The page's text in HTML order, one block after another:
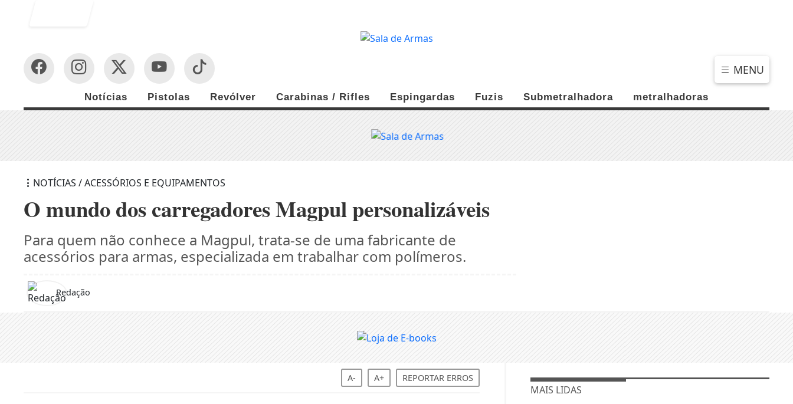
MENU
Notícias Pistolas Revólver Carabinas / Rifles Espingardas Fuzis Submetralhadora metralhadoras
NOTÍCIAS / ACESSÓRIOS E EQUIPAMENTOS
O mundo dos carregadores Magpul personalizáveis
Para quem não conhece a Magpul, trata-se de uma fabricante de
acessórios para armas, especializada em trabalhar com polímeros.
Redação
A- A+ REPORTAR ERROS
MAIS LIDAS